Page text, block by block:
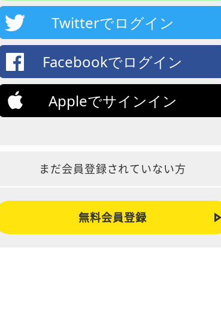
Twitterでログイン
Facebookでログイン
Appleでサインイン
まだ会員登録されていない方
無料会員登録